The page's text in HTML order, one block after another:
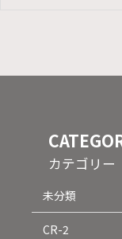
カテゴリー
未分類
CR-2